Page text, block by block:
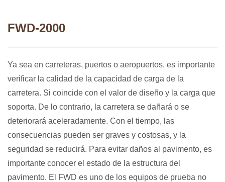
FWD-2000
Ya sea en carreteras, puertos o aeropuertos, es importante
verificar la calidad de la capacidad de carga de la
carretera. Si coincide con el valor de diseño y la carga que
soporta. De lo contrario, la carretera se dañará o se
deteriorará aceleradamente. Con el tiempo, las
consecuencias pueden ser graves y costosas, y la
seguridad se reducirá. Para evitar daños al pavimento, es
importante conocer el estado de la estructura del
pavimento. El FWD es uno de los equipos de prueba no